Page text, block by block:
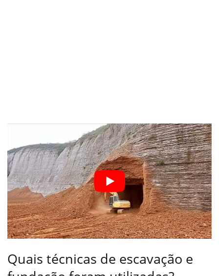
Quais técnicas de escavação e